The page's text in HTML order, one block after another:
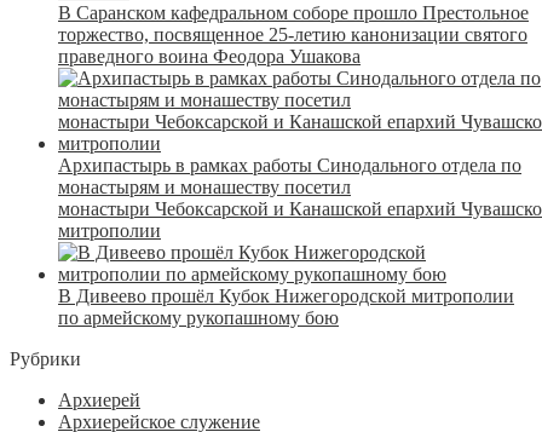
В Саранском кафедральном соборе прошло Престольное
торжество, посвященное 25-летию канонизации святого
праведного воина Феодора Ушакова
Архипастырь в рамках работы Синодального отдела по
монастырям и монашеству посетил
монастыри Чебоксарской и Канашской епархий
митрополии
В Дивеево прошёл Кубок Нижегородской митрополии
по армейскому рукопашному бою
Рубрики
Архиерей
Архиерейское служение